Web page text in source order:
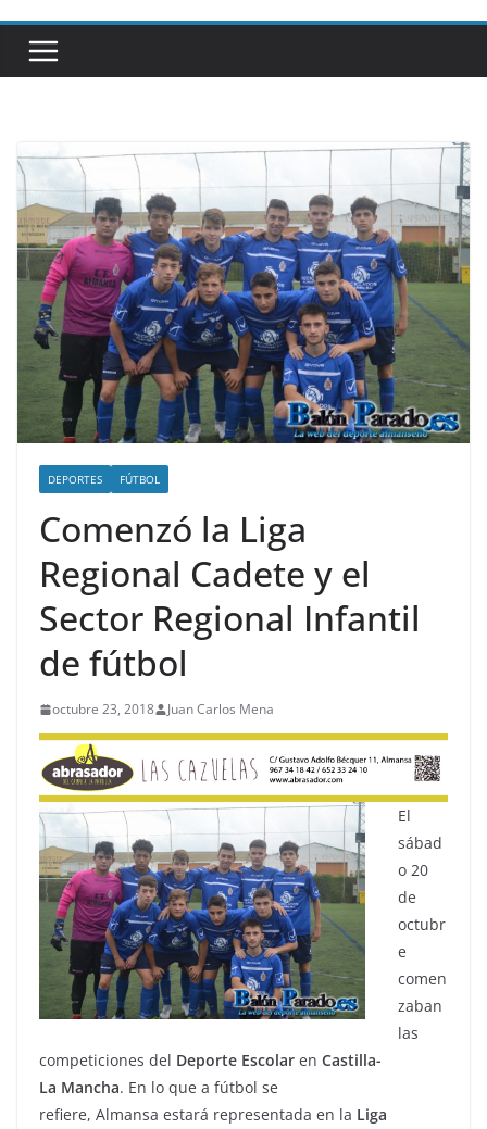
DEPORTES FÚTBOL
Comenzó la Liga
Regional Cadete y el
Sector Regional Infantil
de fútbol
octubre 23, 2018 Juan Carlos Mena
El
sábad
o 20
de
octubr
e
comen
zaban
las
competiciones del Deporte Escolar en Castilla-
La Mancha. En lo que a fútbol se
refiere, Almansa estará representada en la Liga